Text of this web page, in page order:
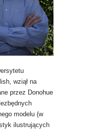
wziął na
przez Donohue
modelu (w
ilustrujących